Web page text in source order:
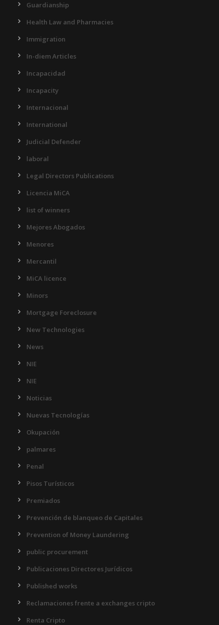
Guardianship
Health Law and Pharmacies
Immigration
In-diem Articles
Incapacidad
Incapacity
Internacional
International
Judicial Defender
laboral
Legal Directors Publications
Licencia MiCA
list of winners
Mejores Abogados
Menores
Mercantil
MiCA licence
Minors
Mortgage Foreclosure
New Technologies
News
NIE
NIE
Noticias
Nuevas Tecnologías
Okupación
palmares
Penal
Pisos Turísticos
Premiados
Prevención de blanqueo de Capitales
Prevention of Money Laundering
public procurement
Publicaciones Directores Jurídicos
Published works
Reclamaciones frente a exchanges cripto
Renta Cripto